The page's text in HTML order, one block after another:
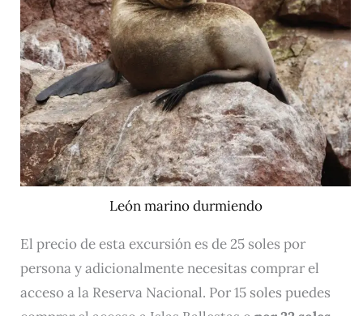
León marino durmiendo
El precio de esta excursión es de 25 soles por
persona y adicionalmente necesitas comprar el
acceso a la Reserva Nacional. Por 15 soles puedes